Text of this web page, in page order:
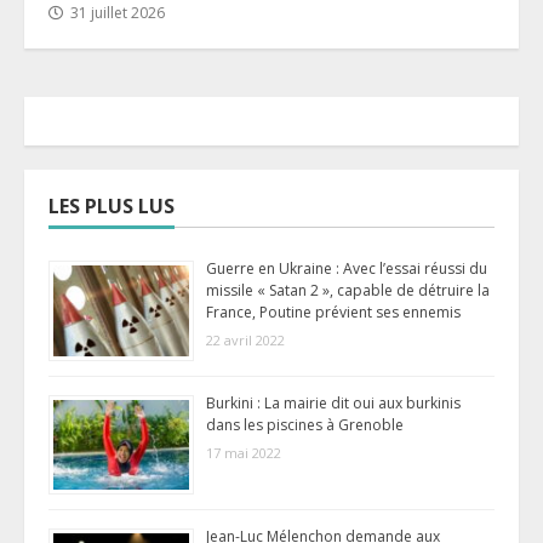
31 juillet 2026
LES PLUS LUS
Guerre en Ukraine : Avec l’essai réussi du
missile « Satan 2 », capable de détruire la
France, Poutine prévient ses ennemis
22 avril 2022
Burkini : La mairie dit oui aux burkinis
dans les piscines à Grenoble
17 mai 2022
Jean-Luc Mélenchon demande aux